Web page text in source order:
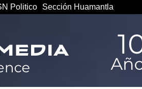
Politico Sección Huamantla